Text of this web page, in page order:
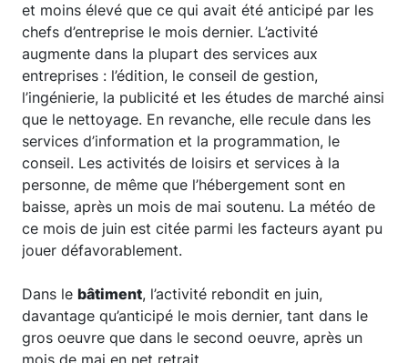
et moins élevé que ce qui avait été anticipé par les
chefs d’entreprise le mois dernier. L’activité
augmente dans la plupart des services aux
entreprises : l’édition, le conseil de gestion,
l’ingénierie, la publicité et les études de marché ainsi
que le nettoyage. En revanche, elle recule dans les
services d’information et la programmation, le
conseil. Les activités de loisirs et services à la
personne, de même que l’hébergement sont en
baisse, après un mois de mai soutenu. La météo de
ce mois de juin est citée parmi les facteurs ayant pu
jouer défavorablement.
Dans le bâtiment, l’activité rebondit en juin,
davantage qu’anticipé le mois dernier, tant dans le
gros oeuvre que dans le second oeuvre, après un